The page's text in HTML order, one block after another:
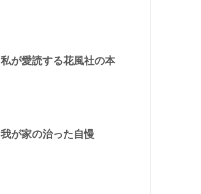
私が愛読する花風社の本
我が家の治った自慢